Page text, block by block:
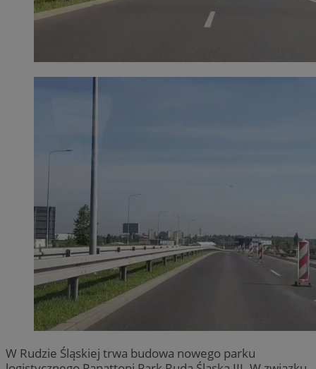
W Rudzie Śląskiej trwa budowa nowego parku